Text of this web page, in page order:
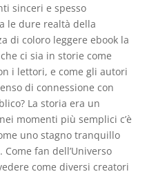
sinceri e spesso
le dure realtà della
di coloro leggere ebook la
ci sia in storie come
i lettori, e come gli autori
di connessione con
La storia era un
momenti più semplici c’è
uno stagno tranquillo
fan dell’Universo
come diversi creatori